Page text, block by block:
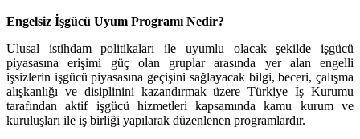
Engelsiz İşgücü Uyum Programı Nedir?
Ulusal istihdam politikaları ile uyumlu olacak şekilde işgücü
piyasasına erişimi güç olan gruplar arasında yer alan engelli
işsizlerin işgücü piyasasına geçişini sağlayacak bilgi, beceri, çalışma
alışkanlığı ve disiplinini kazandırmak üzere Türkiye İş Kurumu
tarafından aktif işgücü hizmetleri kapsamında kamu kurum ve
kuruluşları ile iş birliği yapılarak düzenlenen programlardır.